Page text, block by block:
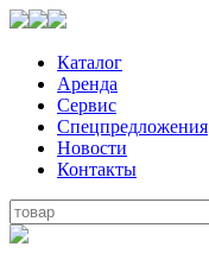
Каталог
Аренда
Сервис
Спецпредложения
Новости
Контакты